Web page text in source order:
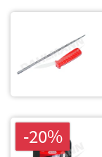
-20%